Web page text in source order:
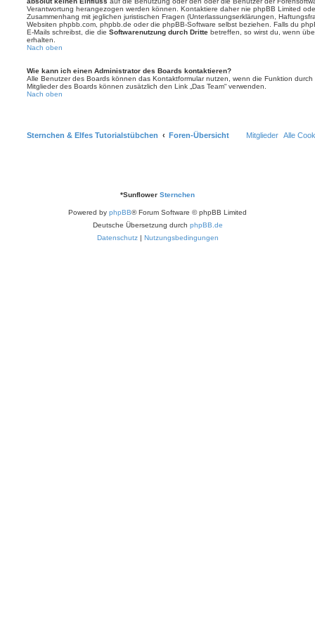
Verantwortung herangezogen werden können. Kontaktiere daher nie phpBB Limited
Zusammenhang mit jeglichen juristischen Fragen (Unterlassungserklärungen,
Websiten phpbb.com, phpbb.de oder die phpBB-Software selbst beziehen. Falls du
E-Mails schreibst, die die Softwarenutzung durch Dritte betreffen, so wirst du, wenn
erhalten.
Nach oben
Wie kann ich einen Administrator des Boards kontaktieren?
Alle Benutzer des Boards können das Kontaktformular nutzen, wenn die Funktion
Mitglieder des Boards können zusätzlich den Link „Das Team“ verwenden.
Nach oben
Sternchen & Elfes Tutorialstübchen Foren-Übersicht Alle
Mitglieder
*Sunflower Sternchen
Powered by phpBB® Forum Software © phpBB Limited
Deutsche Übersetzung durch phpBB.de
Datenschutz | Nutzungsbedingungen